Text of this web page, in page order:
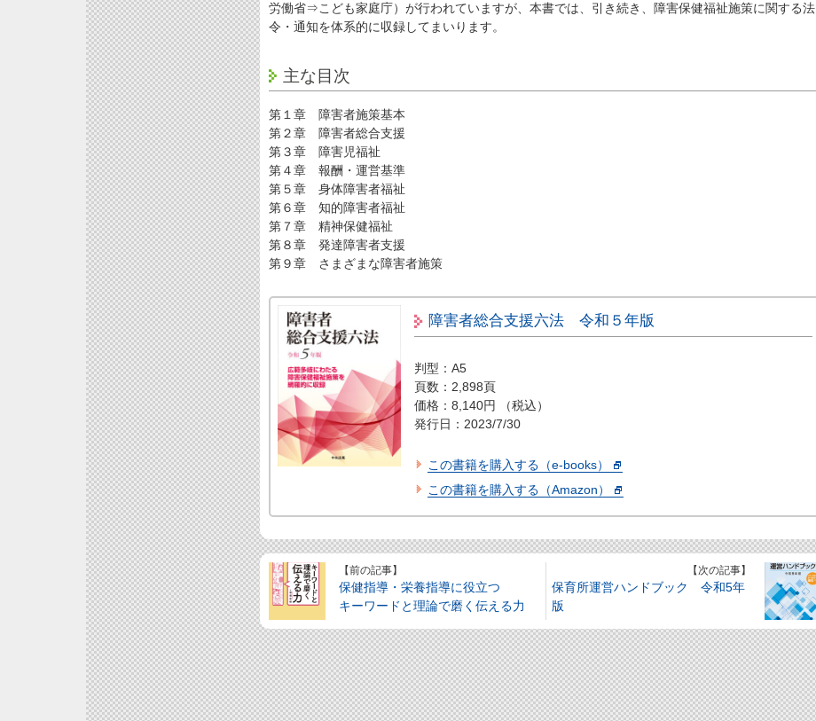
労働省⇒こども家庭庁）が行われていますが、本書では、引き続き、障害保健福祉施策に関する法
令・通知を体系的に収録してまいります。
主な目次
第１章 障害者施策基本
第２章 障害者総合支援
第３章 障害児福祉
第４章 報酬・運営基準
第５章 身体障害者福祉
第６章 知的障害者福祉
第７章 精神保健福祉
第８章 発達障害者支援
第９章 さまざまな障害者施策
障害者総合支援六法 令和５年版
判型：A5
頁数：2,898頁
価格：8,140円 （税込）
発行日：2023/7/30
この書籍を購入する（e-books）
この書籍を購入する（Amazon）
【前の記事】
保健指導・栄養指導に役立つ
キーワードと理論で磨く伝える力
【次の記事】
保育所運営ハンドブック 令和5年
版